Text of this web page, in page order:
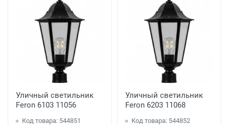
Уличный светильник
Feron 6103 11056
Код товара: 544851
Уличный светильник
Feron 6203 11068
Код товара: 544852